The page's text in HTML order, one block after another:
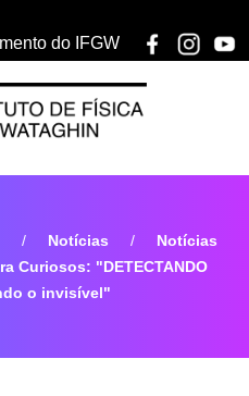
do IFGW
Notícias
Notícias
Curiosos: "DETECTANDO
o invisível"